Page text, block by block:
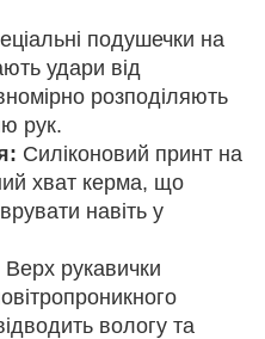
подушечки на
удари від
розподіляють
рук.
Силіконовий принт на
хват керма, що
навіть у
Верх рукавички
вологу та